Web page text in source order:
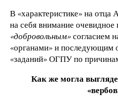
В «характеристике» на отца
на себя внимание
«добровольным»согласием
«органами» и последующим
«заданий» ОГПУ по
Как же могла